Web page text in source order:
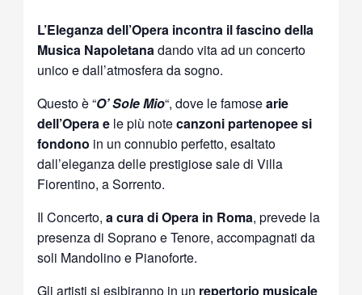
L’Eleganza dell’Opera incontra il fascino della
Musica Napoletanadando vita ad un concerto
unico e dall’atmosfera da sogno.
Questo è “O’ Sole Mio“, dove le famosearie
dell’Opera e le più notecanzoni partenopee si
fondono in un connubio perfetto, esaltato
dall’eleganza delle prestigiose sale di Villa
Fiorentino, a Sorrento.
Il Concerto,a cura di Opera in Roma, prevede la
presenza di Soprano e Tenore, accompagnati da
soli Mandolino e Pianoforte.
Gli artisti si esibiranno in un repertorio musicale